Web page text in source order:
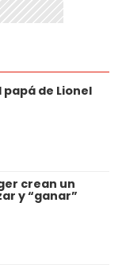
papá de Lionel
crean un
y “ganar”